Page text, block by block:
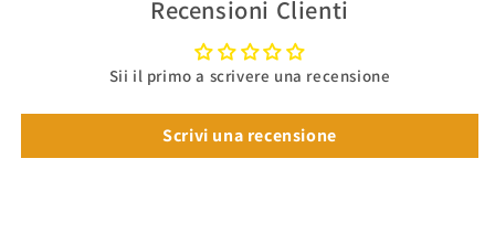
Recensioni Clienti
Sii il primo a scrivere una recensione
Scrivi una recensione